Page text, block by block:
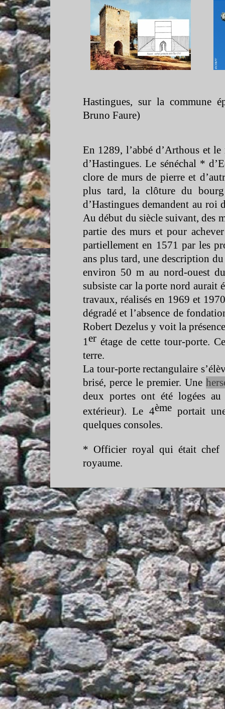
Hastingues, sur la commune
Bruno Faure)
En 1289, l’abbé d’Arthous et
d’Hastingues. Le sénéchal *
clore de murs de pierre et
plus tard, la clôture du bourg
d’Hastingues demandent au roi
Au début du siècle suivant, des
partie des murs et pour
partiellement en 1571 par les
ans plus tard, une description
environ 50 m au nord-ouest
subsiste car la porte nord aurait
travaux, réalisés en 1969 et
dégradé et l’absence de
Robert Dezelus y voit la
1er étage de cette tour-porte.
terre.
La tour-porte rectangulaire
brisé, perce le premier. Une
deux portes ont été logées au
extérieur). Le 4èmeportait
quelques consoles.
* Officier royal qui était chef
royaume.